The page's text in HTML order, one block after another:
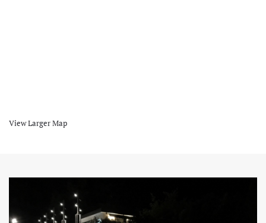
View Larger Map